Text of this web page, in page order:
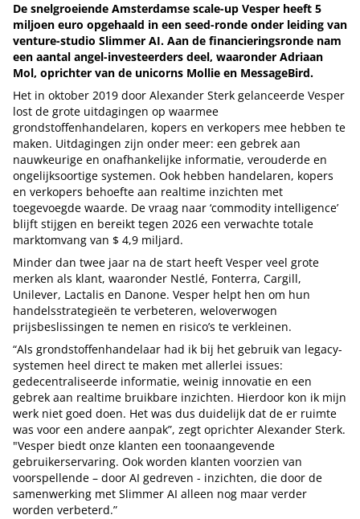
De snelgroeiende Amsterdamse scale-up Vesper heeft 5
miljoen euro opgehaald in een seed-ronde onder leiding van
venture-studio Slimmer AI. Aan de financieringsronde nam
een aantal angel-investeerders deel, waaronder Adriaan
Mol, oprichter van de unicorns Mollie en MessageBird.
Het in oktober 2019 door Alexander Sterk gelanceerde Vesper
lost de grote uitdagingen op waarmee
grondstoffenhandelaren, kopers en verkopers mee hebben te
maken. Uitdagingen zijn onder meer: een gebrek aan
nauwkeurige en onafhankelijke informatie, verouderde en
ongelijksoortige systemen. Ook hebben handelaren, kopers
en verkopers behoefte aan realtime inzichten met
toegevoegde waarde. De vraag naar ‘commodity intelligence’
blijft stijgen en bereikt tegen 2026 een verwachte totale
marktomvang van $ 4,9 miljard.
Minder dan twee jaar na de start heeft Vesper veel grote
merken als klant, waaronder Nestlé, Fonterra, Cargill,
Unilever, Lactalis en Danone. Vesper helpt hen om hun
handelsstrategieën te verbeteren, weloverwogen
prijsbeslissingen te nemen en risico’s te verkleinen.
“Als grondstoffenhandelaar had ik bij het gebruik van legacy-
systemen heel direct te maken met allerlei issues:
gedecentraliseerde informatie, weinig innovatie en een
gebrek aan realtime bruikbare inzichten. Hierdoor kon ik mijn
werk niet goed doen. Het was dus duidelijk dat de er ruimte
was voor een andere aanpak”, zegt oprichter Alexander Sterk.
"Vesper biedt onze klanten een toonaangevende
gebruikerservaring. Ook worden klanten voorzien van
voorspellende – door AI gedreven - inzichten, die door de
samenwerking met Slimmer AI alleen nog maar verder
worden verbeterd.”